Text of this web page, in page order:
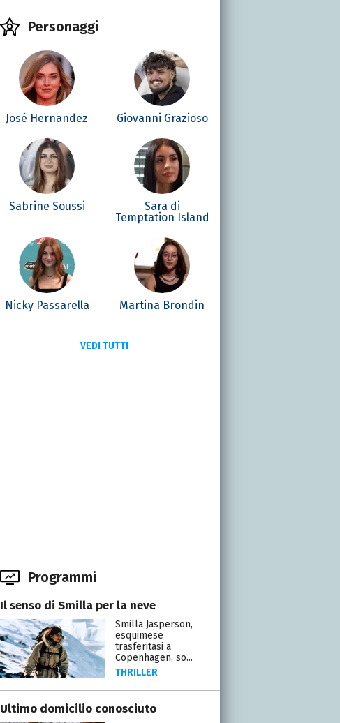
Personaggi
José Hernandez Giovanni Grazioso
Sabrine Soussi
Sara di
Temptation Island
Nicky Passarella Martina Brondin
VEDI TUTTI
Programmi
Il senso di Smilla per la neve
Smilla Jasperson,
esquimese
trasferitasi a
Copenhagen, so...
THRILLER
Ultimo domicilio conosciuto